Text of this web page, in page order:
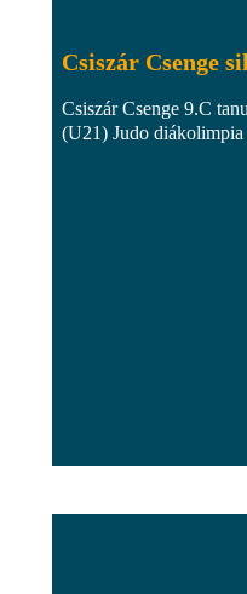
Csiszár Csenge
Csiszár Csenge 9.C
(U21) Judo diákolimpia